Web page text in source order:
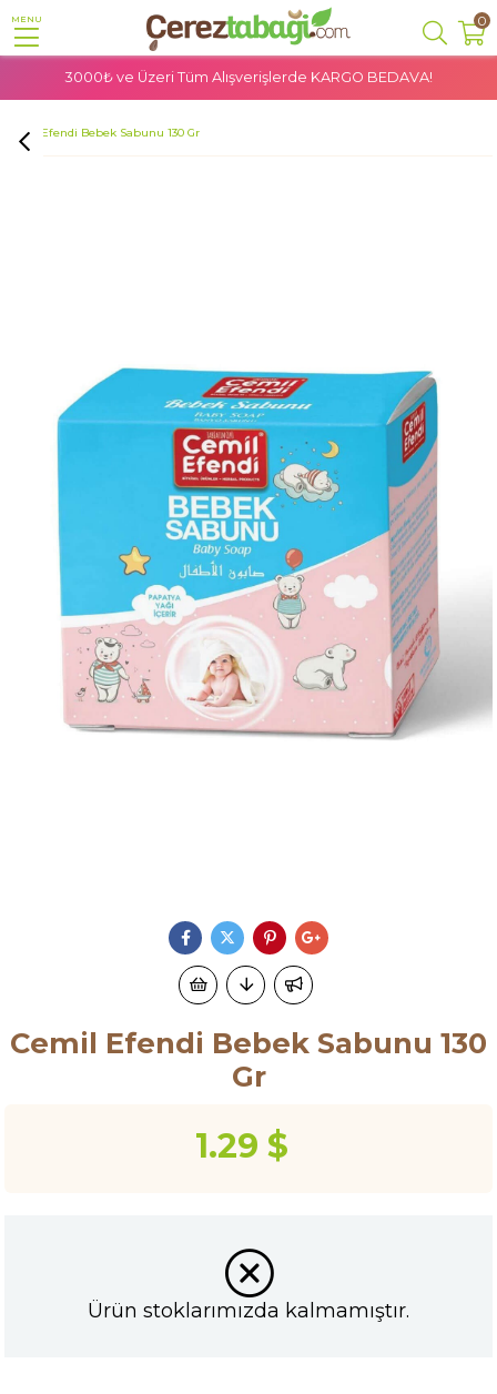
MENU 0
3000₺ ve Üzeri Tüm Alışverişlerde KARGO BEDAVA!
Bitkisel Kozmetik
Cemil Efendi Bebek Sabunu 130 Gr
Cemil Efendi Bebek Sabunu 130
Gr
1.29 $
Ürün stoklarımızda kalmamıştır.